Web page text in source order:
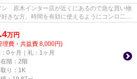
原木インター店が近くにあるので急な買い物
きな方、時間を有効に使えるようにコンロ二つ
万円
理費・共益費 8,000円)
0ヶ月｜礼：1ヶ月
階：2階
り：1K